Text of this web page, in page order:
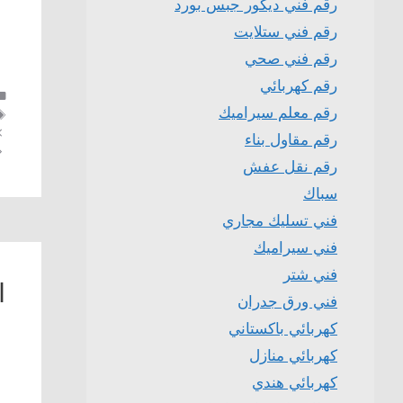
رقم فني ديكور جبس بورد
رقم فني ستلايت
رقم فني صحي
رقم كهربائي
رقم معلم سيراميك
رقم مقاول بناء
رقم نقل عفش
سباك
فني تسليك مجاري
فني سيراميك
فني شتر
فني ورق جدران
كهربائي باكستاني
كهربائي منازل
كهربائي هندي